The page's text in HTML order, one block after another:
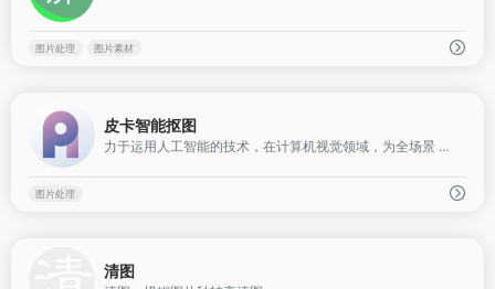
图片处理 图片素材
皮卡智能抠图
力于运用人工智能的技术，在计算机视觉领域，为全场景 的客户提供商业和创意设计的工作流
图片处理
清图